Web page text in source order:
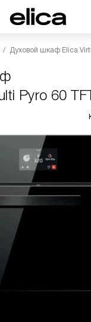
Духовой шкаф Elica
Pyro 60